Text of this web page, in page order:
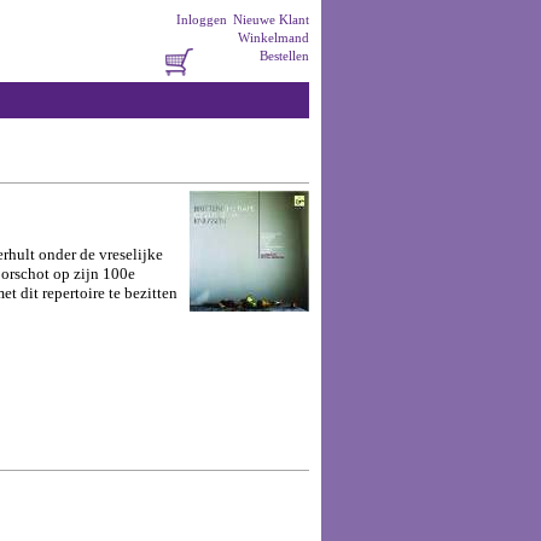
Nieuwe Klant
Inloggen
Winkelmand
Bestellen
onder de vreselijke
op zijn 100e
dit repertoire te bezitten